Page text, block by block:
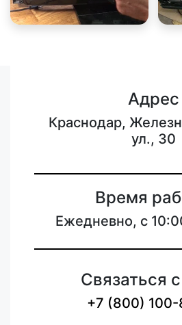
Адрес
Краснодар,
ул., 30
Время
Ежедневно, с
Связаться
+7 (800)